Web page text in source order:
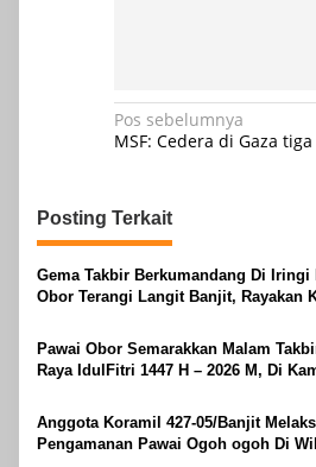
Navigasi
pos
Pos sebelumnya
MSF: Cedera di Gaza
Posting Terkait
Gema Takbir Berkumandang Di Iringi
Obor Terangi Langit Banjit, Rayakan
Pawai Obor Semarakkan Malam
Raya IdulFitri 1447 H – 2026 M, Di
Anggota Koramil 427-05/Banjit
Pengamanan Pawai Ogoh ogoh Di